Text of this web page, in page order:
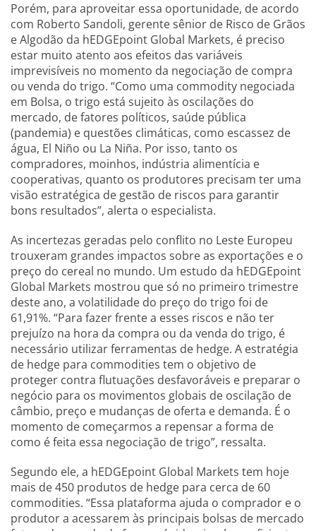
Porém, para aproveitar essa oportunidade, de acordo
com Roberto Sandoli, gerente sênior de Risco de Grãos
e Algodão da hEDGEpoint Global Markets, é preciso
estar muito atento aos efeitos das variáveis
imprevisíveis no momento da negociação de compra
ou venda do trigo. “Como uma commodity negociada
em Bolsa, o trigo está sujeito às oscilações do
mercado, de fatores políticos, saúde pública
(pandemia) e questões climáticas, como escassez de
água, El Niño ou La Niña. Por isso, tanto os
compradores, moinhos, indústria alimentícia e
cooperativas, quanto os produtores precisam ter uma
visão estratégica de gestão de riscos para garantir
bons resultados”, alerta o especialista.
As incertezas geradas pelo conflito no Leste Europeu
trouxeram grandes impactos sobre as exportações e o
preço do cereal no mundo. Um estudo da hEDGEpoint
Global Markets mostrou que só no primeiro trimestre
deste ano, a volatilidade do preço do trigo foi de
61,91%. “Para fazer frente a esses riscos e não ter
prejuízo na hora da compra ou da venda do trigo, é
necessário utilizar ferramentas de hedge. A estratégia
de hedge para commodities tem o objetivo de
proteger contra flutuações desfavoráveis e preparar o
negócio para os movimentos globais de oscilação de
câmbio, preço e mudanças de oferta e demanda. É o
momento de começarmos a repensar a forma de
como é feita essa negociação de trigo”, ressalta.
Segundo ele, a hEDGEpoint Global Markets tem hoje
mais de 450 produtos de hedge para cerca de 60
commodities. “Essa plataforma ajuda o comprador e o
produtor a acessarem às principais bolsas de mercado